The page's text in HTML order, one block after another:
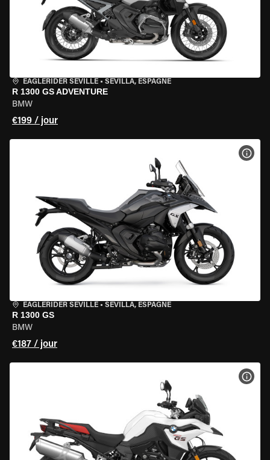
EAGLERIDER SEVILLE • SEVILLA, ESPAGNE
R 1300 GS ADVENTURE
BMW
€199 / jour
EAGLERIDER SEVILLE • SEVILLA, ESPAGNE
R 1300 GS
BMW
€187 / jour